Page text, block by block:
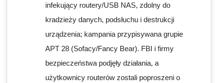
infekujący routery/USB NAS, zdolny do
kradzieży danych, podsłuchu i destrukcji
urządzenia; kampania przypisywana grupie
APT 28 (Sofacy/Fancy Bear). FBI i firmy
bezpieczeństwa podjęły działania, a
użytkownicy routerów zostali poproszeni o